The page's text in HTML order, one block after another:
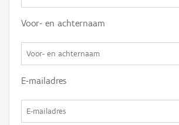
Voor- en achternaam
E-mailadres